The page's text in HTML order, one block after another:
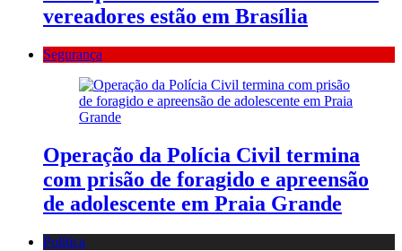
vereadores estão em Brasília
Segurança
Operação da Polícia Civil termina
com prisão de foragido e apreensão
de adolescente em Praia Grande
Política